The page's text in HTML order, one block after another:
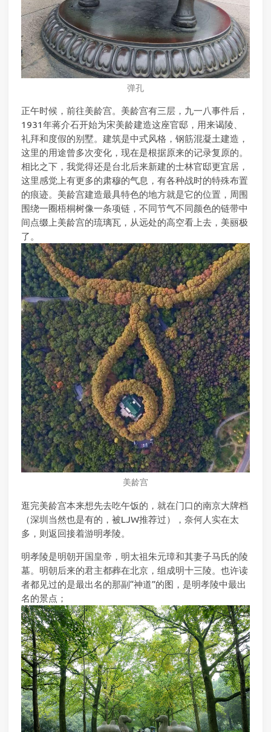
弹孔
正午时候，前往美龄宫。美龄宫有三层，九一八事件后，
1931年蒋介石开始为宋美龄建造这座官邸，用来谒陵、
礼拜和度假的别墅。建筑是中式风格，钢筋混凝土建造，
这里的用途曾多次变化，现在是根据原来的记录复原的。
相比之下，我觉得还是台北后来新建的士林官邸更宜居，
这里感觉上有更多的肃穆的气息，有各种战时的特殊布置
的痕迹。美龄宫建造最具特色的地方就是它的位置，周围
围绕一圈梧桐树像一条项链，不同节气不同颜色的链带中
间点缀上美龄宫的琉璃瓦，从远处的高空看上去，美丽极
了。
美龄宫
逛完美龄宫本来想先去吃午饭的，就在门口的南京大牌档
（深圳当然也是有的，被LJW推荐过），奈何人实在太
多，则返回接着游明孝陵。
明孝陵是明朝开国皇帝，明太祖朱元璋和其妻子马氏的陵
墓。明朝后来的君主都葬在北京，组成明十三陵。也许读
者都见过的是最出名的那副“神道”的图，是明孝陵中最出
名的景点；